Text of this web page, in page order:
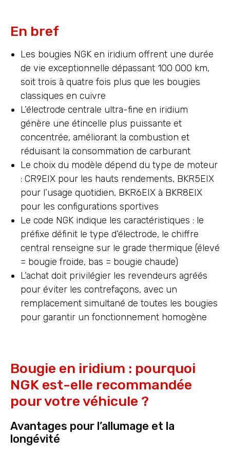
En bref
Les bougies NGK en iridium offrent une durée
de vie exceptionnelle dépassant 100 000 km,
soit trois à quatre fois plus que les bougies
classiques en cuivre
L’électrode centrale ultra-fine en iridium
génère une étincelle plus puissante et
concentrée, améliorant la combustion et
réduisant la consommation de carburant
Le choix du modèle dépend du type de moteur
: CR9EIX pour les hauts rendements, BKR5EIX
pour l’usage quotidien, BKR6EIX à BKR8EIX
pour les configurations sportives
Le code NGK indique les caractéristiques : le
préfixe définit le type d’électrode, le chiffre
central renseigne sur le grade thermique (élevé
= bougie froide, bas = bougie chaude)
L’achat doit privilégier les revendeurs agréés
pour éviter les contrefaçons, avec un
remplacement simultané de toutes les bougies
pour garantir un fonctionnement homogène
Bougie en iridium : pourquoi
NGK est-elle recommandée
pour votre véhicule ?
Avantages pour l’allumage et la
longévité